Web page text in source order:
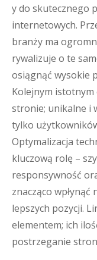
y do skutecznego
internetowych.
branży ma
rywalizuje o te
osiągnąć wysokie
Kolejnym istotnym
stronie; unikalne i
tylko
Optymalizacja
kluczową rolę –
responsywność
znacząco
lepszych pozycji.
elementem; ich
postrzeganie